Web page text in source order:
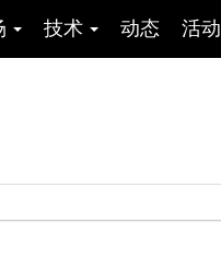
技术 动态 活动